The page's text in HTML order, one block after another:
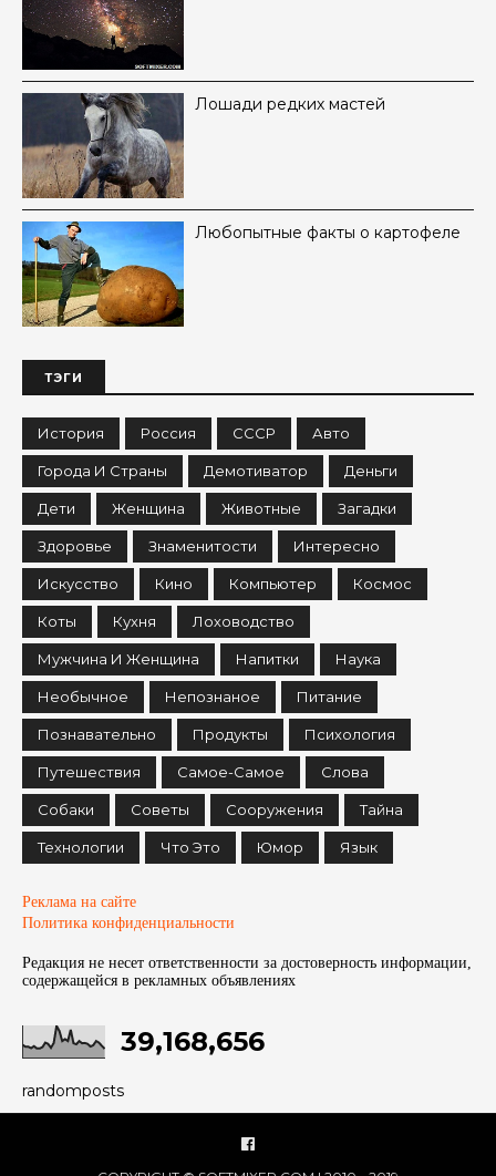
Лошади редких мастей
Любопытные факты о картофеле
ТЭГИ
История Россия СССР Авто
Города И Страны Демотиватор Деньги
Дети Женщина Животные Загадки
Здоровье Знаменитости Интересно
Искусство Кино Компьютер Космос
Коты Кухня Лоховодство
Мужчина И Женщина Напитки Наука
Необычное Непознаное Питание
Познавательно Продукты Психология
Путешествия Самое-Самое Слова
Собаки Советы Сооружения Тайна
Технологии Что Это Юмор Язык
Реклама на сайте
Политика конфиденциальности
Редакция не несет ответственности за достоверность информации,
содержащейся в рекламных объявленияx
39,168,656
randomposts